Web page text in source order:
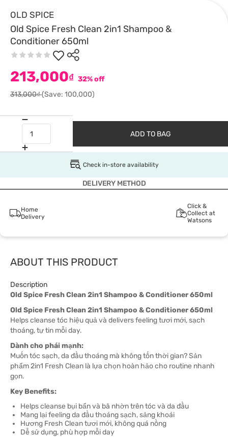
OLD SPICE
Old Spice Fresh Clean 2in1 Shampoo &
Conditioner 650ml
213,000₫ 32% off
313,000₫(Save: 100,000)
ADD TO BAG
Check in-store availability
DELIVERY METHOD
Home
Delivery
Click &
Collect at
Watsons
ABOUT THIS PRODUCT
Description
Old Spice Fresh Clean 2in1 Shampoo & Conditioner 650ml
Old Spice Fresh Clean 2in1 Shampoo & Conditioner 650ml
Helps cleanse tóc hiệu quả và delivers feeling tươi mới, sạch
thoáng, tự tin mỗi day.
Dành cho phái mạnh:
Muốn tóc sạch, da đầu thoáng mà không tốn thời gian? Sản
phẩm 2in1 Fresh Clean là lựa chọn hoàn hảo cho routine nhanh
gọn.
Key Benefits:
Helps cleanse bụi bẩn và bã nhờn trên tóc và da đầu
Mang lại feeling da đầu thoáng sạch, sảng khoái
Hương Fresh Clean tươi mới, không quá nồng
Dễ sử dụng, phù hợp mỗi day